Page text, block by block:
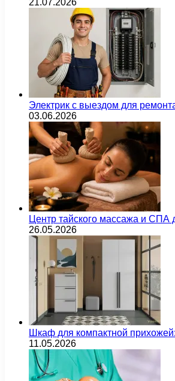
Электрик с выездом для
03.06.2026
Центр тайского массажа и СПА
26.05.2026
Шкаф для компактной
11.05.2026